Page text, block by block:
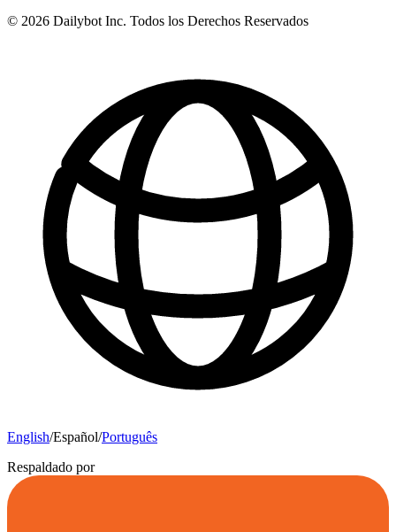
© 2026 Dailybot Inc. Todos los Derechos Reservados
English/Español/Português
Respaldado por